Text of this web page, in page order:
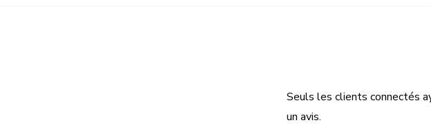
Seuls les clients connectés
un avis.